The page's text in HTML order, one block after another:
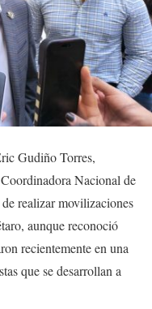
Gudiño Torres,
Nacional de
realizar movilizaciones
aunque reconoció
recientemente en una
que se desarrollan a